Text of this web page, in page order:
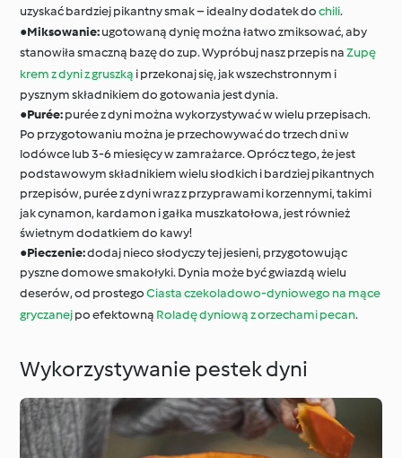
uzyskać bardziej pikantny smak – idealny dodatek dochili.
●Miksowanie:ugotowaną dynię można łatwo zmiksować, aby
stanowiła smaczną bazę do zup. Wypróbuj nasz przepis naZupę
krem z dyni z gruszką i przekonaj się, jak wszechstronnym i
pysznym składnikiem do gotowania jest dynia.
●Purée:purée z dyni można wykorzystywać w wielu przepisach.
Po przygotowaniu można je przechowywać do trzech dni w
lodówce lub 3-6 miesięcy w zamrażarce. Oprócz tego, że jest
podstawowym składnikiem wielu słodkich i bardziej pikantnych
przepisów, purée z dyni wraz z przyprawami korzennymi, takimi
jak cynamon, kardamon i gałka muszkatołowa, jest również
świetnym dodatkiem do kawy!
●Pieczenie:dodaj nieco słodyczy tej jesieni, przygotowując
pyszne domowe smakołyki. Dynia może być gwiazdą wielu
deserów, od prostegoCiasta czekoladowo-dyniowego na mące
gryczanejpo efektowną Roladę dyniową z orzechami pecan.
Wykorzystywanie pestek dyni